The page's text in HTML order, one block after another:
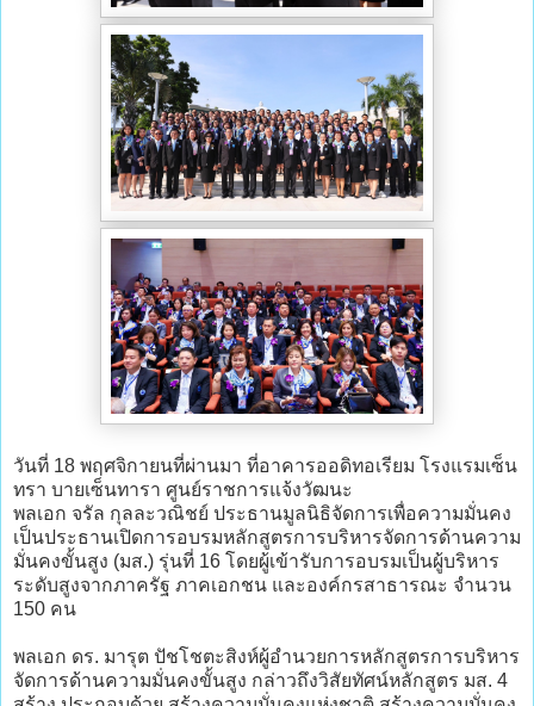
วันที่ 18 พฤศจิกายนที่ผ่านมา ที่อาคารออดิทอเรียม โรงแรมเซ็น
ทรา บายเซ็นทารา ศูนย์ราชการแจ้งวัฒนะ
พลเอก จรัล กุลละวณิชย์ ประธานมูลนิธิจัดการเพื่อความมั่นคง
เป็นประธานเปิดการอบรมหลักสูตรการบริหารจัดการด้านความ
มั่นคงขั้นสูง (มส.) รุ่นที่ 16 โดยผู้เข้ารับการอบรมเป็นผู้บริหาร
ระดับสูงจากภาครัฐ ภาคเอกชน และองค์กรสาธารณะ จำนวน
150 คน
พลเอก ดร. มารุต ปัชโชตะสิงห์ ผู้อำนวยการหลักสูตรการบริหาร
จัดการด้านความมั่นคงขั้นสูง กล่าวถึงวิสัยทัศน์หลักสูตร มส. 4